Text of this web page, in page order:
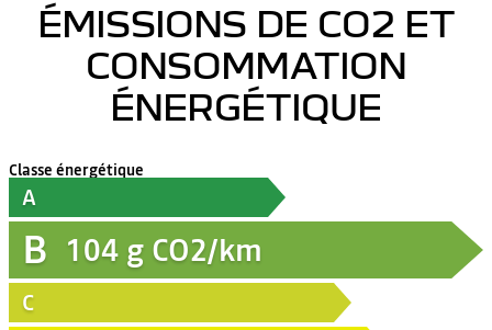
ÉMISSIONS DE CO2 ET
CONSOMMATION
ÉNERGÉTIQUE
Classe énergétique
A
B 104 g CO2/km
C